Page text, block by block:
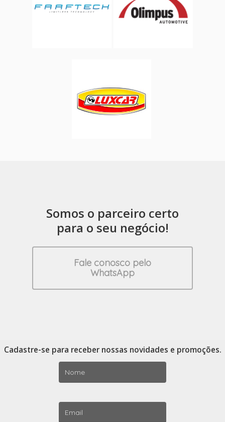
Somos o parceiro certo
para o seu negócio!
Fale conosco pelo
WhatsApp
Cadastre-se para receber nossas novidades e promoções.